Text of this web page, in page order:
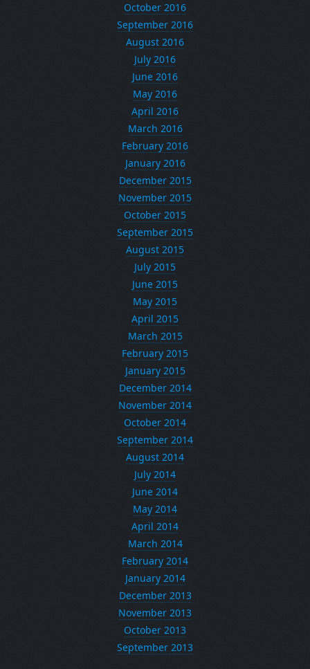
October 2016
September 2016
August 2016
July 2016
June 2016
May 2016
April 2016
March 2016
February 2016
January 2016
December 2015
November 2015
October 2015
September 2015
August 2015
July 2015
June 2015
May 2015
April 2015
March 2015
February 2015
January 2015
December 2014
November 2014
October 2014
September 2014
August 2014
July 2014
June 2014
May 2014
April 2014
March 2014
February 2014
January 2014
December 2013
November 2013
October 2013
September 2013